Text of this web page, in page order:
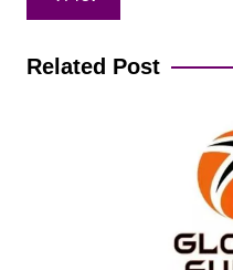
navigation
Related Post